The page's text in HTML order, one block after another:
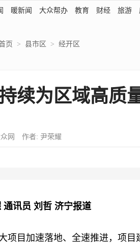
暖新闻 大众帮办 教育 财经 旅游
页 > 县市区 > 经开区
续为区域高质
众网 作者: 尹荣耀
通讯员 刘哲 济宁报道
目加速落地、全速推进，项目